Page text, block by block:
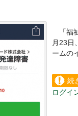
「福
月23日
ームの
続
い
ログイ